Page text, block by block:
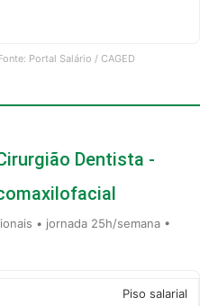
Portal Salário / CAGED
Dentista -
• jornada 25h/semana •
Piso salarial